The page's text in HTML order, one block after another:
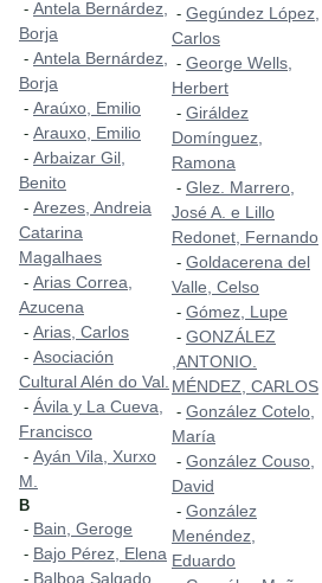
- Antela Bernárdez,
Borja
- Antela Bernárdez,
Borja
- Araúxo, Emilio
- Arauxo, Emilio
- Arbaizar Gil,
Benito
- Arezes, Andreia
Catarina
Magalhaes
- Arias Correa,
Azucena
- Arias, Carlos
- Asociación
Cultural Alén do Val.
- Ávila y La Cueva,
Francisco
- Ayán Vila, Xurxo
M.
B
- Bain, Geroge
- Bajo Pérez, Elena
- Balboa Salgado,
- Gegúndez López,
Carlos
- George Wells,
Herbert
- Giráldez
Domínguez,
Ramona
- Glez. Marrero,
José A. e Lillo
Redonet, Fernando
- Goldacerena del
Valle, Celso
- Gómez, Lupe
- GONZÁLEZ
,ANTONIO.
MÉNDEZ, CARLOS
- González Cotelo,
María
- González Couso,
David
- González
Menéndez,
Eduardo